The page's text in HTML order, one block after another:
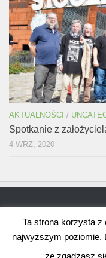
AKTUALNOŚCI /
Spotkanie z
4 WRZ, 2020
Bogdan Borusewicz
Wspierane przez
Ta strona korzysta z
najwyższym poziomie.
że zgadzasz